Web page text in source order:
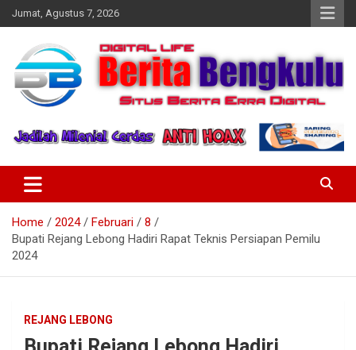
Skip
to
Jumat, Agustus 7, 2026
Beritabengkulu.id
Home 2024 Februari
8
Bupati Rejang Lebong Hadiri Rapat Teknis Persiapan Pemilu
2024
REJANG LEBONG